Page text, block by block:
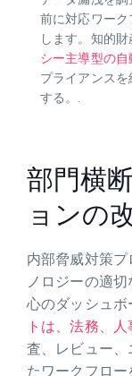
リスクの高い
データ漏洩を
前に対応ワーク
します。知的
シー主導型の自
部門横
ョンの
内部脅威対策
ノロジーの適
心のダッシュ
トは、法務、